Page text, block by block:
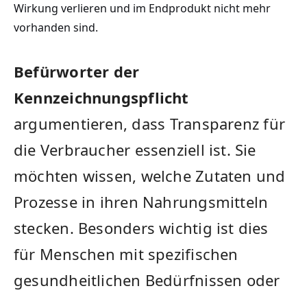
Wirkung verlieren und im Endprodukt ‌nicht mehr
vorhanden sind.
Befürworter der
Kennzeichnungspflicht
argumentieren, dass⁣ Transparenz⁢ für
die Verbraucher essenziell ist. Sie
möchten wissen, welche Zutaten ⁤und
Prozesse in ihren Nahrungsmitteln
stecken. Besonders wichtig ist dies
für⁢ Menschen mit spezifischen
gesundheitlichen Bedürfnissen oder